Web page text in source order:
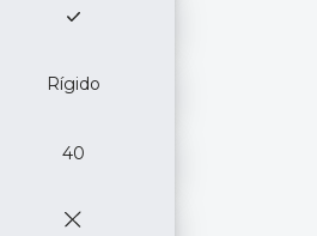
Rígido
40